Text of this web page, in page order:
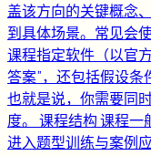
盖该方向的关键概念
到具体场景。常见会
课程指定软件（以官
答案”，还包括假设条
也就是说，你需要同
度。 课程结构 课程
进入题型训练与案例